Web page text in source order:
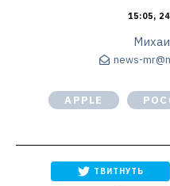
15:05,
news-
APPLE
ТВИТНУТЬ